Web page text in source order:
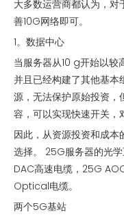
大多数运营商都认为，
善10G网络即可。
1。数据中心
当服务器从10 g开始以较
并且已经构建了其他基本
源，无法保护原始投资，
容，可以实现快速开关，
因此，从资源投资和成
选择。 25G服务器的光
DAC高速电缆，25G
Optical电缆。
两个5G基站